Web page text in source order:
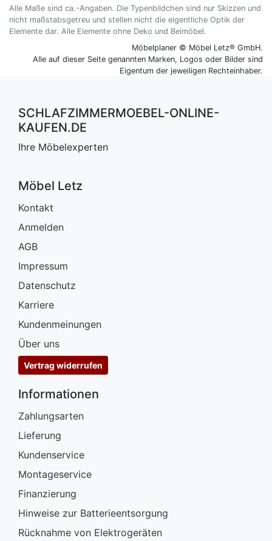
Alle Maße sind ca.-Angaben. Die Typenbildchen sind nur Skizzen und
nicht maßstabsgetreu und stellen nicht die eigentliche Optik der
Elemente dar. Alle Elemente ohne Deko und Beimöbel.
Möbelplaner © Möbel Letz® GmbH.
Alle auf dieser Seite genannten Marken, Logos oder Bilder sind
Eigentum der jeweiligen Rechteinhaber.
SCHLAFZIMMERMOEBEL-ONLINE-
KAUFEN.DE
Ihre Möbelexperten
Möbel Letz
Kontakt
Anmelden
AGB
Impressum
Datenschutz
Karriere
Kundenmeinungen
Über uns
Vertrag widerrufen
Informationen
Zahlungsarten
Lieferung
Kundenservice
Montageservice
Finanzierung
Hinweise zur Batterieentsorgung
Rücknahme von Elektrogeräten
Schlafzimmerregale